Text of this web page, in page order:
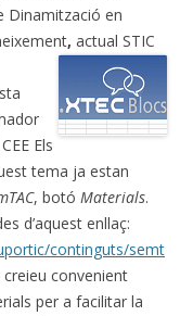
Dinamització en
, actual STIC
Els
tema ja estan
, botó Materials.
d’aquest enllaç:
continguts/semt
creieu convenient
per a facilitar la